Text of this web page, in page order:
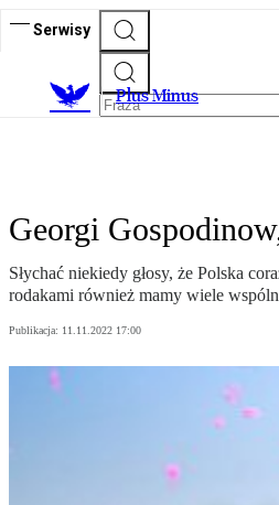
Serwisy
Plus Minus
Georgi
Słychać niekiedy głosy, że Polska
rodakami również mamy wiele
Publikacja: 11.11.2022 17:00